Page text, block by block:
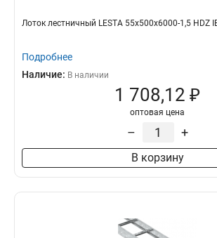
Лоток лестничный LESTA 55х500х6000-1,5 HDZ
Подробнее
Наличие: В наличии
1 708,12 ₽
оптовая цена
– +
В корзину